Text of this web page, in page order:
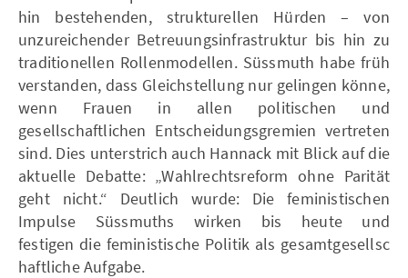
hin bestehenden, strukturellen Hürden – von
unzureichender Betreuungsinfrastruktur bis hin zu
traditionellen Rollenmodellen. Süssmuth habe früh
verstanden, dass Gleichstellung nur gelingen könne,
wenn Frauen in allen politischen und
gesellschaftlichen Entscheidungsgremien vertreten
sind. Dies unterstrich auch Hannack mit Blick auf die
aktuelle Debatte: „Wahlrechtsreform ohne Parität
geht nicht.“ Deutlich wurde: Die feministischen
Impulse Süssmuths wirken bis heute und
festigen die feministische Politik als gesamtgesellsc
haftliche Aufgabe.